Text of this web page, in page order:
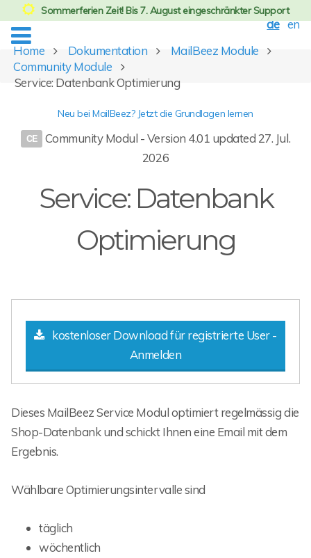
de en
Home
Dokumentation
MailBeez Module
Community Module
Service: Datenbank Optimierung
Neu bei MailBeez? Jetzt die Grundlagen lernen
Community Modul - Version 4.01 updated 27. Jul.
2026
Service: Datenbank
Optimierung
kostenloser Download für registrierte User -
Anmelden
Dieses MailBeez Service Modul optimiert regelmässig die
Shop-Datenbank und schickt Ihnen eine Email mit dem
Ergebnis.
Wählbare Optimierungsintervalle sind
täglich
wöchentlich
Sommerferien Zeit! Bis 7. August eingeschränkter Support